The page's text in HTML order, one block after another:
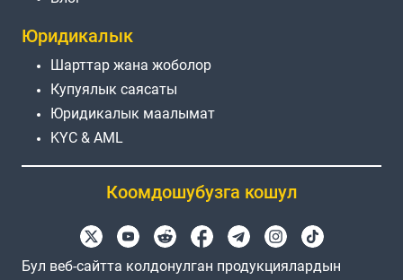
Юридикалык
Шарттар жана жоболор
Купуялык саясаты
Юридикалык маалымат
KYC & AML
Коомдошубузга кошул
Бул веб-сайтта колдонулган продукциялардын